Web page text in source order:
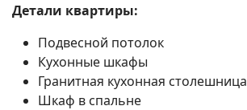
Детали квартиры:
Подвесной потолок
Кухонные шкафы
Гранитная кухонная столешница
Шкаф в спальне